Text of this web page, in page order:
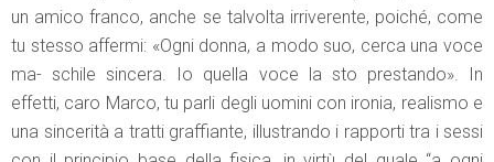
un amico franco, anche se talvolta irriverente, poiché, come
tu stesso affermi: «Ogni donna, a modo suo, cerca una voce
ma- schile sincera. Io quella voce la sto prestando». In
effetti, caro Marco, tu parli degli uomini con ironia, realismo e
una sincerità a tratti graffiante, illustrando i rapporti tra i sessi